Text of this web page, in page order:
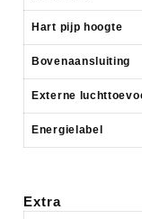
Hart pijp hoogte
Bovenaansluiting
Externe
Energielabel
Extra